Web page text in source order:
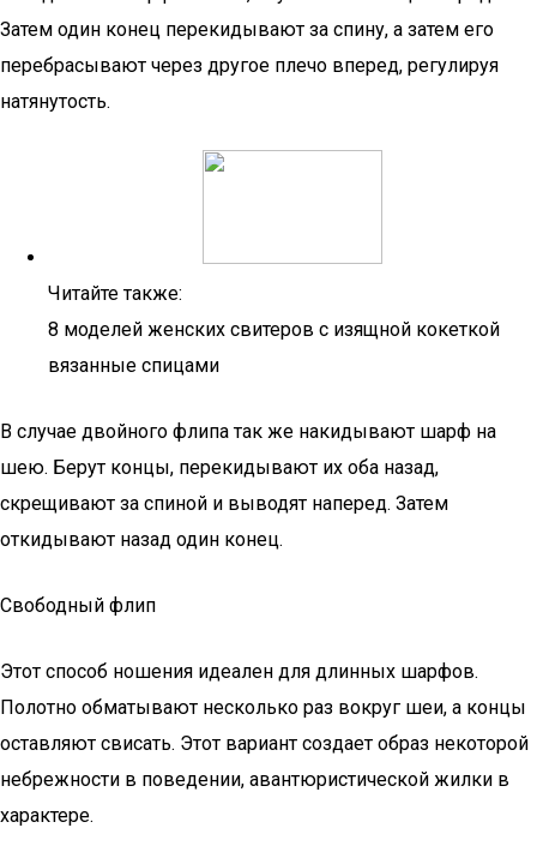
Затем один конец перекидывают за спину, а затем его
перебрасывают через другое плечо вперед, регулируя
натянутость.
Читайте также:
8 моделей женских свитеров с изящной кокеткой
вязанные спицами
В случае двойного флипа так же накидывают шарф на
шею. Берут концы, перекидывают их оба назад,
скрещивают за спиной и выводят наперед. Затем
откидывают назад один конец.
Свободный флип
Этот способ ношения идеален для длинных шарфов.
Полотно обматывают несколько раз вокруг шеи, а концы
оставляют свисать. Этот вариант создает образ некоторой
небрежности в поведении, авантюристической жилки в
характере.